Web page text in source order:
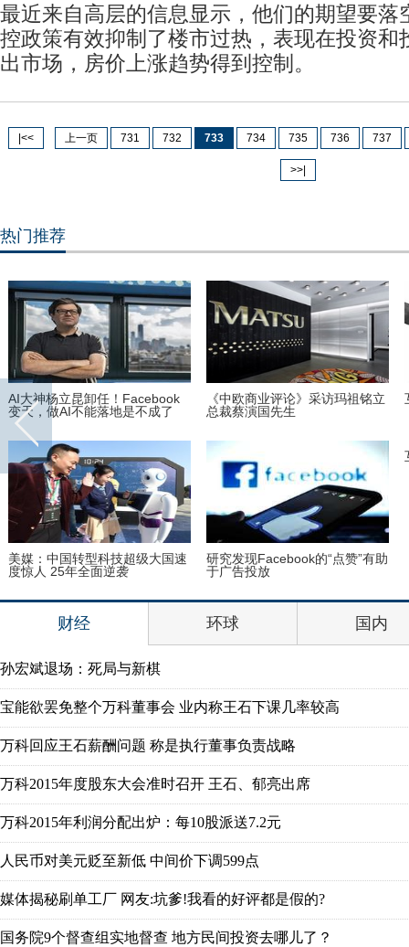
最近来自高层的信息显示，他们的期望要落
控政策有效抑制了楼市过热，表现在投资和
出市场，房价上涨趋势得到控制。
|<< 上一页 731 732 733 734 735 736 737
>>|